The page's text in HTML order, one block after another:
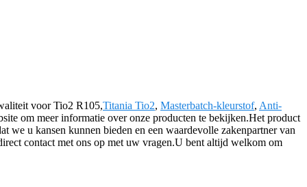
voor Tio2 R105,Titania Tio2, Masterbatch-kleurstof, Anti-
om meer informatie over onze producten te bekijken.Het product
u kansen kunnen bieden en een waardevolle zakenpartner van
contact met ons op met uw vragen.U bent altijd welkom om